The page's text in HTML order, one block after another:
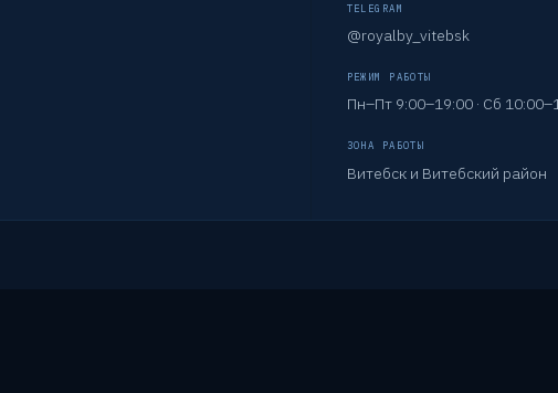
TELEGRAM
@royalby_vitebsk
РЕЖИМ РАБОТЫ
Пн–Пт 9:00–19:00 · Сб
ЗОНА РАБОТЫ
Витебск и Витебский район